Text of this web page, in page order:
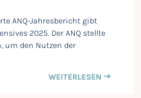
ANQ-Jahresbericht gibt
2025. Der ANQ stellte
um den Nutzen der
WEITERLESEN